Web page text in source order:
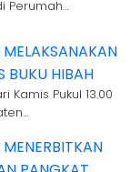
Perumah…
BUKU HIBAH
Kamis Pukul 13.00